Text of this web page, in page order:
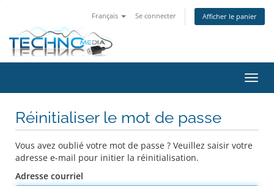
Français Se connecter Afficher le panier
Réinitialiser le mot de passe
Vous avez oublié votre mot de passe ? Veuillez saisir votre
adresse e-mail pour initier la réinitialisation.
Adresse courriel